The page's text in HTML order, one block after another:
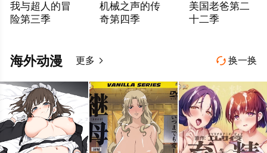
我与超人的冒
险第三季
机械之声的传
奇第四季
美国老爸第二
十二季
 换一换
海外动漫 更多 